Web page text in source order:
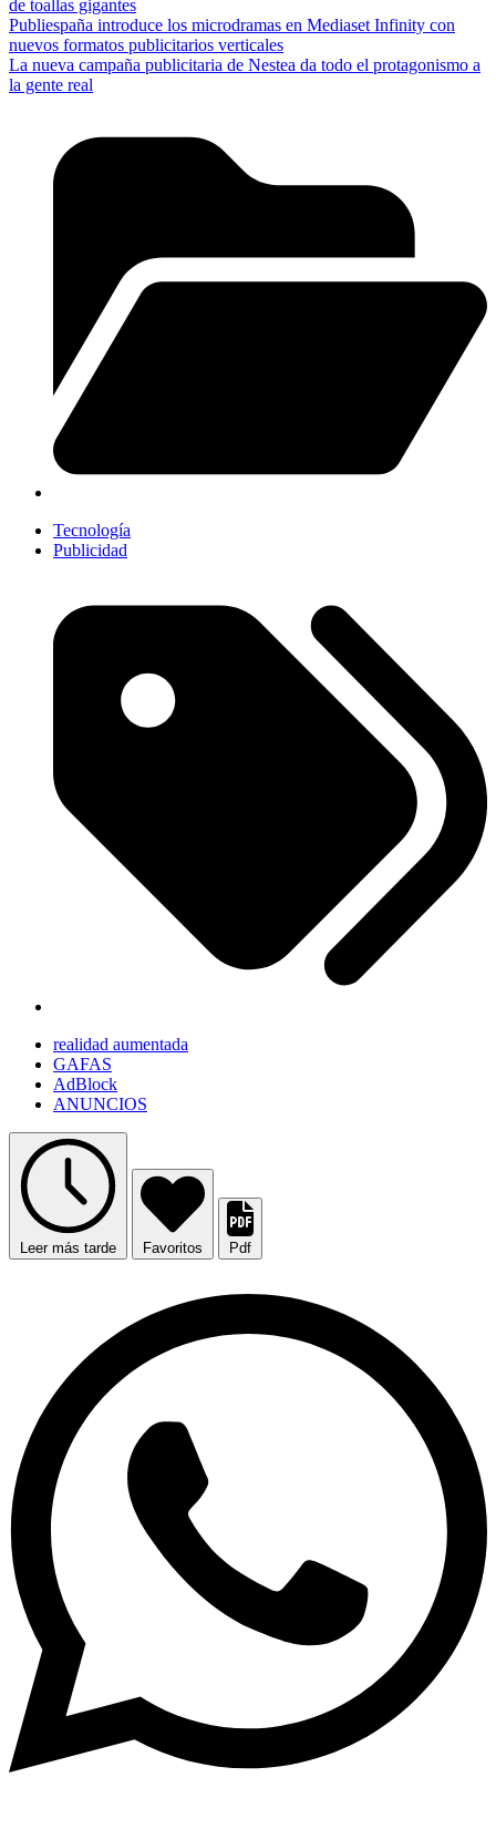
de toallas gigantes
Publiespaña introduce los microdramas en Mediaset Infinity con
nuevos formatos publicitarios verticales
La nueva campaña publicitaria de Nestea da todo el protagonismo a
la gente real
Tecnología
Publicidad
realidad aumentada
GAFAS
AdBlock
ANUNCIOS
Leer más tarde Favoritos Pdf